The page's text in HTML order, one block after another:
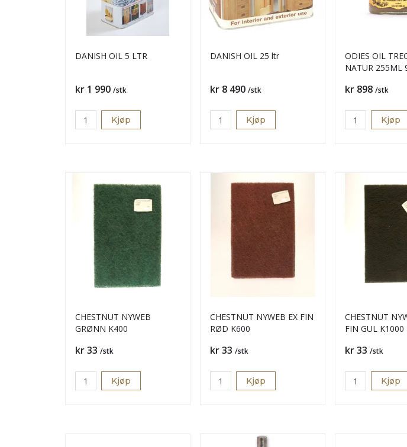
DANISH OIL 5 LTR
Pris
kr 1 990 /stk
Kjøp
DANISH OIL 25 ltr
Pris
kr 8 490 /stk
Kjøp
ODIES OIL
NATUR 255ML
Pris
kr 898 /stk
Kjøp
CHESTNUT NYWEB
GRØNN K400
Pris
kr 33 /stk
Kjøp
CHESTNUT NYWEB EX FIN
RØD K600
Pris
kr 33 /stk
Kjøp
CHESTNUT
FIN GUL K1000
Pris
kr 33 /stk
Kjøp